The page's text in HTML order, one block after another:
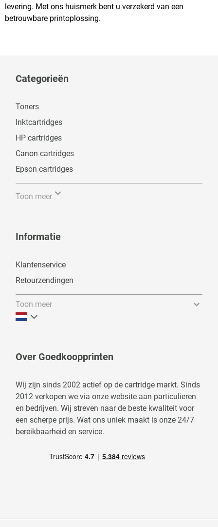
levering. Met ons huismerk bent u verzekerd van een
betrouwbare printoplossing.
Categorieën
Toners
Inktcartridges
HP cartridges
Canon cartridges
Epson cartridges
Toon meer
Informatie
Klantenservice
Retourzendingen
Toon meer
Over Goedkoopprinten
Wij zijn sinds 2002 actief op de cartridge markt. Sinds
2012 verkopen we via onze website aan particulieren
en bedrijven. Wij streven naar de beste kwaliteit voor
een scherpe prijs. Wat ons uniek maakt is onze 24/7
bereikbaarheid en service.